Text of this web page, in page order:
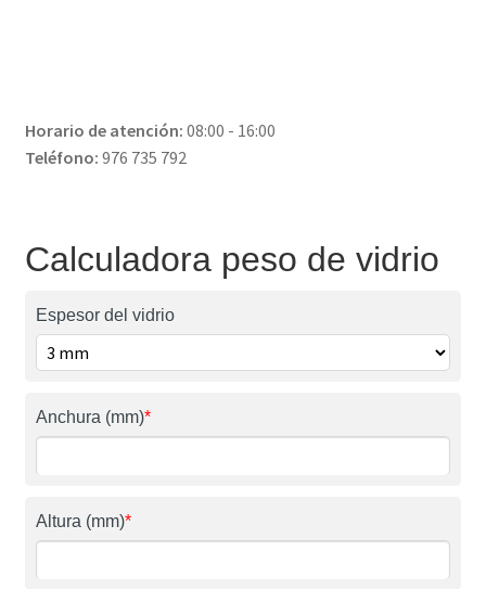
Horario de atención: 08:00 - 16:00
Teléfono: 976 735 792
Calculadora peso de vidrio
Espesor del vidrio
Anchura (mm)*
Altura (mm)*